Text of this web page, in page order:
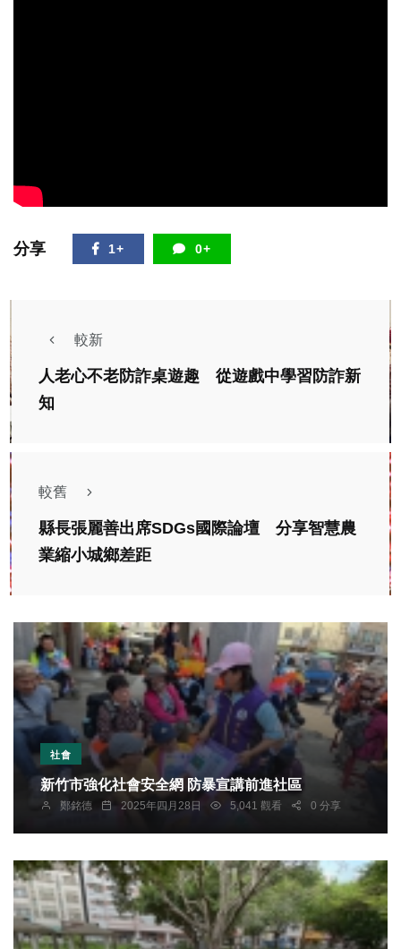
分享 1+ 0+
較新
人老心不老防詐桌遊趣 從遊戲中學習防詐新
知
較舊
縣長張麗善出席SDGs國際論壇 分享智慧農
業縮小城鄉差距
社會
新竹市強化社會安全網 防暴宣講前進社區
鄭銘德 2025年四月28日 5,041 觀看 0 分享